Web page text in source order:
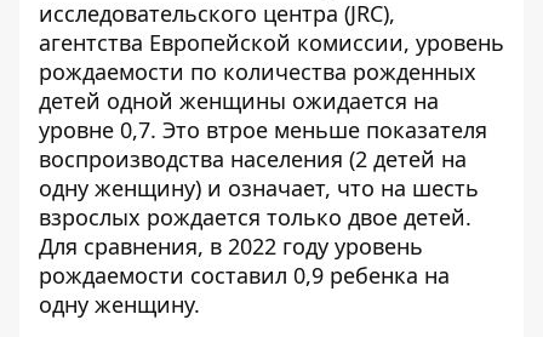
исследовательского центра (JRC),
агентства Европейской комиссии, уровень
рождаемости по количества рожденных
детей одной женщины ожидается на
уровне 0,7. Это втрое меньше показателя
воспроизводства населения (2 детей на
одну женщину) и означает, что на шесть
взрослых рождается только двое детей.
Для сравнения, в 2022 году уровень
рождаемости составил 0,9 ребенка на
одну женщину.